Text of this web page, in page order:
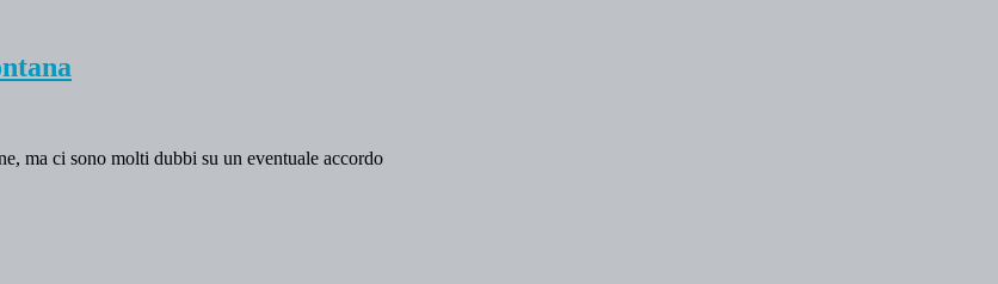
ma ci sono molti dubbi su un eventuale accordo